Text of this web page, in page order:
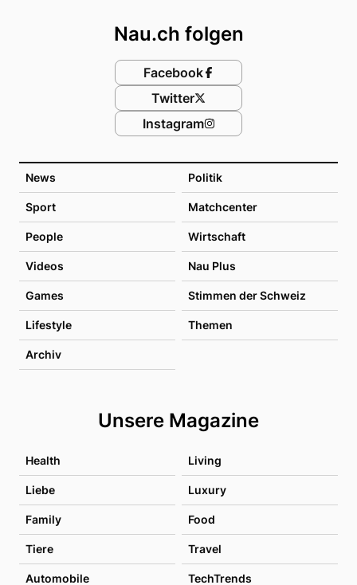
News Politik
Sport Matchcenter
People Wirtschaft
Videos Nau Plus
Games Stimmen der Schweiz
Lifestyle Themen
Archiv
Unsere Magazine
Health Living
Liebe Luxury
Family Food
Tiere Travel
Automobile TechTrends
Nau.ch folgen
Facebook
Twitter
Instagram